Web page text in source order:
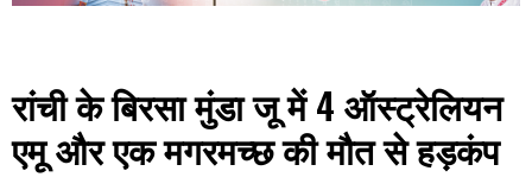
रांची के बिरसा मुंडा जू में 4 ऑस्ट्रेलियन
एमू और एक मगरमच्छ की मौत से हड़कंप